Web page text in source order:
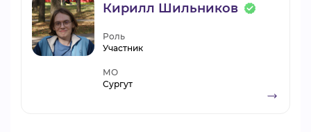
Кирилл Шильников
Роль
Участник
МО
Сургут